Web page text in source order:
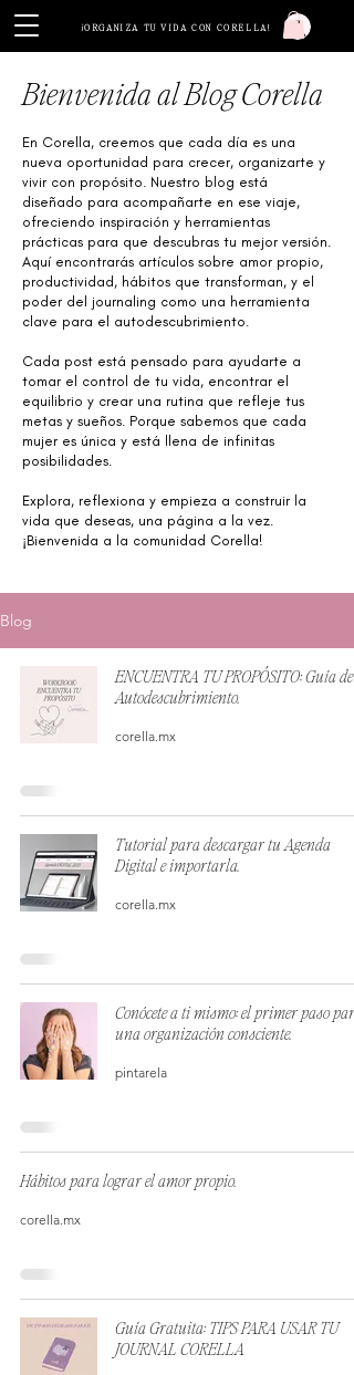
¡ORGANIZA TU VIDA CON CORELLA!
Bienvenida al Blog Corella
En Corella, creemos que cada día es una
nueva oportunidad para crecer, organizarte y
vivir con propósito. Nuestro blog está
diseñado para acompañarte en ese viaje,
ofreciendo inspiración y herramientas
prácticas para que descubras tu mejor versión.
Aquí encontrarás artículos sobre amor propio,
productividad, hábitos que transforman, y el
poder del journaling como una herramienta
clave para el autodescubrimiento.
Cada post está pensado para ayudarte a
tomar el control de tu vida, encontrar el
equilibrio y crear una rutina que refleje tus
metas y sueños. Porque sabemos que cada
mujer es única y está llena de infinitas
posibilidades.
Explora, reflexiona y empieza a construir la
vida que deseas, una página a la vez.
¡Bienvenida a la comunidad Corella!
Blog
ENCUENTRA TU PROPÓSITO: Guía de
Autodescubrimiento.
corella.mx
Tutorial para descargar tu Agenda
Digital e importarla.
corella.mx
Conócete a ti mismo: el primer paso para
una organización consciente.
pintarela
Hábitos para lograr el amor propio.
corella.mx
Guía Gratuita: TIPS PARA USAR TU
JOURNAL CORELLA